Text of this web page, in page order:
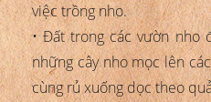
việc trồng nho.
• Đất trong các vườn nho
những cây nho mọc lên
cùng rủ xuống dọc theo